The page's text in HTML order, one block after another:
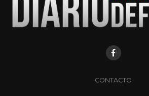
CONTACTO